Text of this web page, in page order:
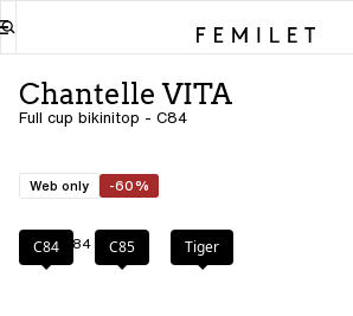
Chantelle VITA
Full cup bikinitop - C84
Web only -60%
Farve: C84
C84 C85 Tiger